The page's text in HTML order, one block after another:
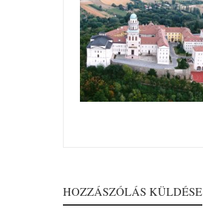
HOZZÁSZÓLÁS KÜLDÉSE